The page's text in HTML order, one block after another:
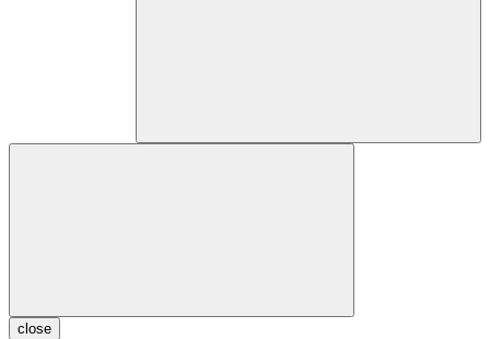
close